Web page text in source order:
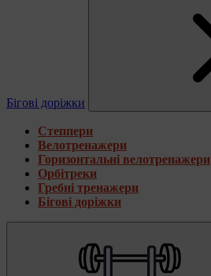
Бігові доріжки
Степпери
Велотренажери
Горизонтальні велотренажери
Орбітреки
Гребні тренажери
Бігові доріжки